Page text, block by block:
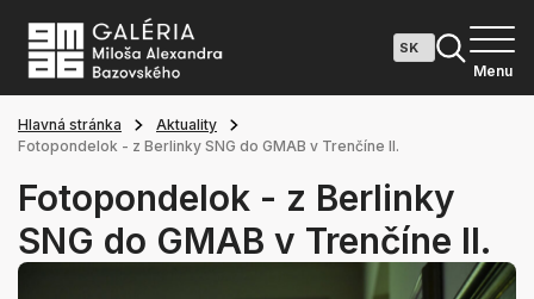
Menu
Hlavná stránka
Aktuality
Fotopondelok - z Berlinky SNG do GMAB v Trenčíne II.
Fotopondelok - z Berlinky
SNG do GMAB v Trenčíne II.